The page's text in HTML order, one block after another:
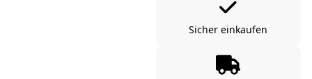
Sicher einkaufen